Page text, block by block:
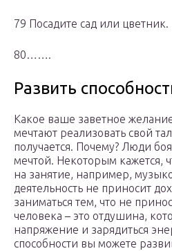
79 Посадите сад или цветник.
80…….
Развить
Какое ваше заветное
мечтают реализовать свой
получается. Почему? Люди
мечтой. Некоторым кажется,
на занятие, например,
деятельность не приносит
заниматься тем, что не
человека – это отдушина,
напряжение и зарядиться
способности вы можете